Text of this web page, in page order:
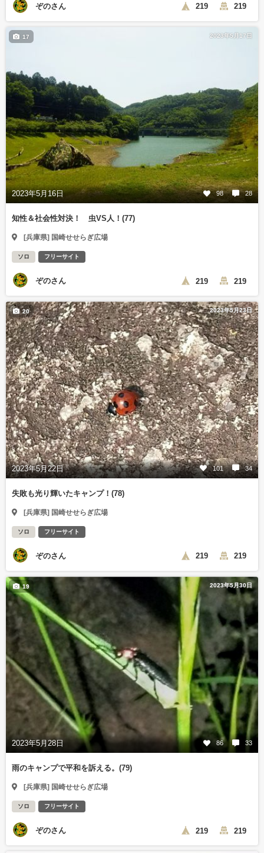
ぞのさん 219 219
2023年5月17日
2023年5月16日 98 28
17
知性＆社会性対決！ 虫VS人！(77)
[兵庫県] 国崎せせらぎ広場
ソロ フリーサイト
ぞのさん 219 219
2023年5月23日
2023年5月22日 101 34
20
失敗も光り輝いたキャンプ！(78)
[兵庫県] 国崎せせらぎ広場
ソロ フリーサイト
ぞのさん 219 219
2023年5月30日
2023年5月28日 86 33
19
雨のキャンプで平和を訴える。(79)
[兵庫県] 国崎せせらぎ広場
ソロ フリーサイト
ぞのさん 219 219